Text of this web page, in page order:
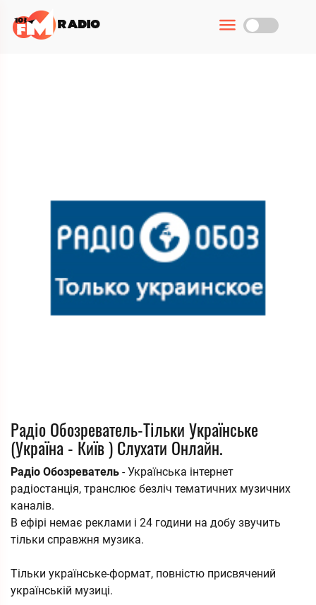
Радіо Обозреватель-Тільки Українське
(Україна - Київ ) Слухати Онлайн.
Радіо Обозреватель - Українська інтернет
радіостанція, транслює безліч тематичних музичних
каналів.
В ефірі немає реклами і 24 години на добу звучить
тільки справжня музика.
Тільки українське-формат, повністю присвячений
українській музиці.